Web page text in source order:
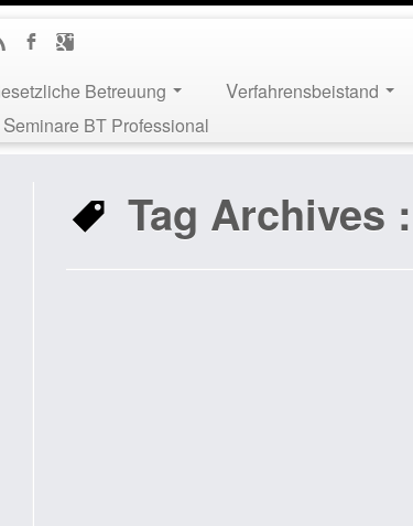
Gesetzliche Betreuung Verfahrensbeistand
Seminare BT Professional
Tag Archives :